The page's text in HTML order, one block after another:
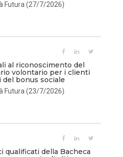
Futura (27/7/2026)
al riconoscimento del
volontario per i clienti
bonus sociale
Futura (23/7/2026)
qualificati della Bacheca